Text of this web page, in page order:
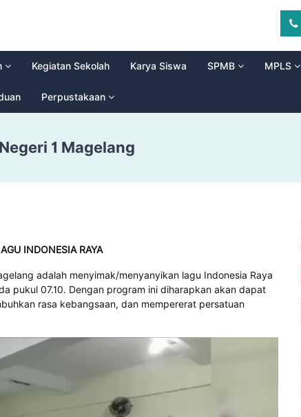
Kegiatan Sekolah Karya Siswa SPMB MPLS
Perpustakaan
1 Magelang
INDONESIA RAYA
adalah menyimak/menyanyikan lagu Indonesia Raya
pukul 07.10. Dengan program ini diharapkan akan dapat
rasa kebangsaan, dan mempererat persatuan